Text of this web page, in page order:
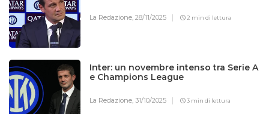
La Redazione,28/11/2025 2 min di lettura
Inter: un novembre intenso tra Serie A
e Champions League
La Redazione,31/10/2025 3 min di lettura